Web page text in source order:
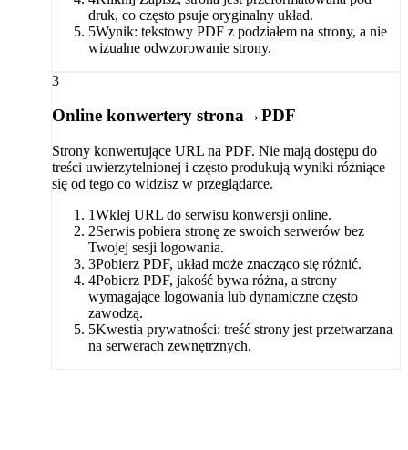
druk, co często psuje oryginalny układ.
5Wynik: tekstowy PDF z podziałem na strony, a nie
wizualne odwzorowanie strony.
3
Online konwertery strona→PDF
Strony konwertujące URL na PDF. Nie mają dostępu do
treści uwierzytelnionej i często produkują wyniki różniące
się od tego co widzisz w przeglądarce.
1Wklej URL do serwisu konwersji online.
2Serwis pobiera stronę ze swoich serwerów bez
Twojej sesji logowania.
3Pobierz PDF, układ może znacząco się różnić.
4Pobierz PDF, jakość bywa różna, a strony
wymagające logowania lub dynamiczne często
zawodzą.
5Kwestia prywatności: treść strony jest przetwarzana
na serwerach zewnętrznych.